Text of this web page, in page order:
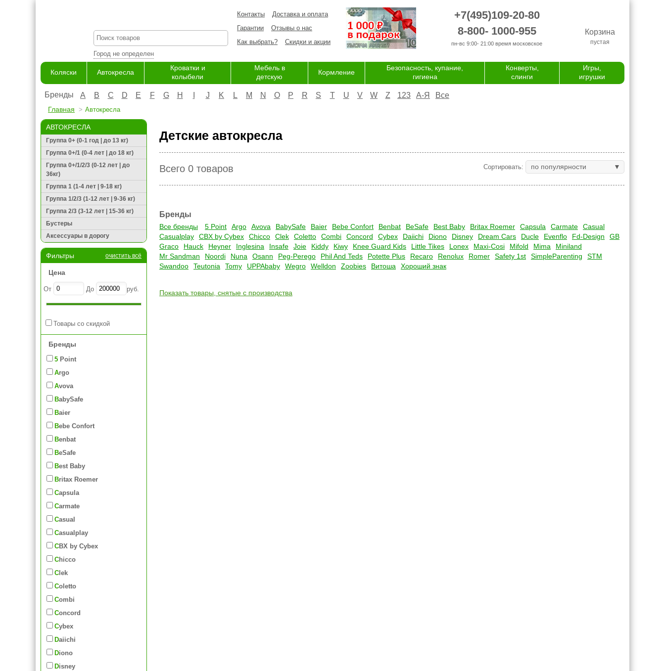
Город не определен
Контакты
Доставка и оплата
Гарантии
Отзывы о нас
Как выбрать?
Скидки и акции
+7(495)109-20-80
8-800- 1000-955
пн-вс 9:00- 21:00 время московское
Корзина
пустая
Коляски Автокресла
Кроватки и
колыбели
Мебель в
детскую
Кормление
Безопасность, купание,
гигиена
Конверты,
слинги
Игры,
игрушки
Бренды A B C D E F G H J K L M N O P R S T U V W Z 123 А-Я Все
Главная Автокресла
АВТОКРЕСЛА
Группа 0+ (0-1 год | до 13 кг)
Группа 0+/1 (0-4 лет | до 18 кг)
Группа 0+/1/2/3 (0-12 лет | до
36кг)
Группа 1 (1-4 лет | 9-18 кг)
Группа 1/2/3 (1-12 лет | 9-36 кг)
Группа 2/3 (3-12 лет | 15-36 кг)
Бустеры
Аксессуары в дорогу
Фильтры очистить всё
Цена
От До руб.
Товары со скидкой
Бренды
5 Point
Argo
Avova
BabySafe
Baier
Bebe Confort
Benbat
BeSafe
Best Baby
Britax Roemer
Capsula
Carmate
Casual
Casualplay
CBX by Cybex
Chicco
Clek
Coletto
Combi
Concord
Cybex
Daiichi
Diono
Disney
Детские автокресла
Всего 0 товаров Сортировать: по популярности
Бренды
Все бренды 5 Point Argo Avova BabySafe Baier Bebe Confort Benbat BeSafe Best Baby Britax Roemer Capsula Carmate
Casual
Casualplay
CBX by Cybex Chicco Clek Coletto Combi Concord Cybex Daiichi Diono Disney Dream Cars Ducle Evenflo Fd-Design
GB
Graco
Hauck Heyner Inglesina Insafe Joie Kiddy Kiwy Knee Guard Kids Little Tikes Lonex Maxi-Cosi Mifold Mima
Miniland
Mr Sandman
Noordi Nuna Osann Peg-Perego Phil And Teds Potette Plus Recaro Renolux Romer Safety 1st SimpleParenting
STM
Swandoo
Teutonia Tomy UPPAbaby Wegro Welldon Zoobies Витоша Хороший знак
Показать товары, снятые с производства